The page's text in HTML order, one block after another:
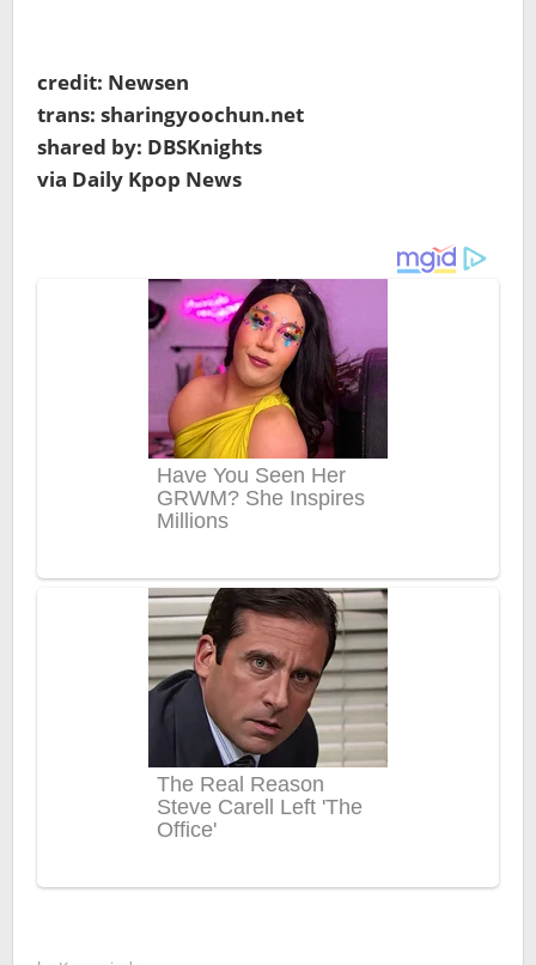
credit: Newsen
trans: sharingyoochun.net
shared by: DBSKnights
via Daily Kpop News